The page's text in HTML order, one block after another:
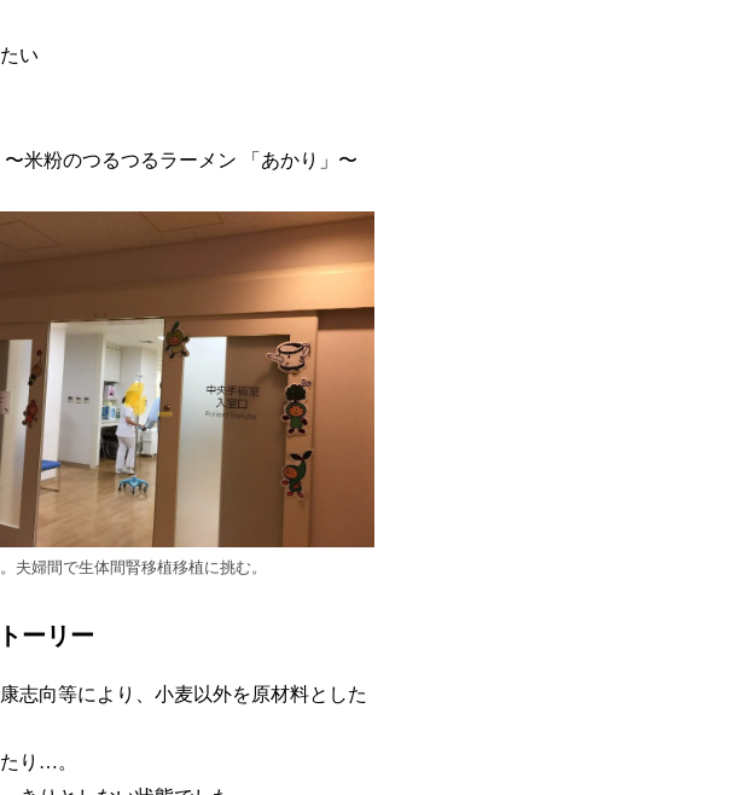
い
米粉のつるつるラーメン 「あかり」〜
夫婦間で生体間腎移植移植に挑む。
ーリー
志向等により、小麦以外を原材料とした
り…。